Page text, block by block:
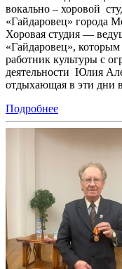
вокально – хоровой
«Гайдаровец» города
Хоровая студия —
«Гайдаровец»,
работник культуры с
деятельности Юлия
отдыхающая в эти дни
Подробнее